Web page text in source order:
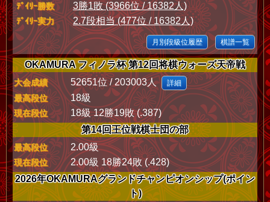
ﾃﾞｲﾘｰ勝数 3勝1敗 (3966位 / 16382人)
ﾃﾞｲﾘｰ実力 2.7段相当 (477位 / 16382人)
月別段級位履歴 棋譜一覧
OKAMURA フィノラ杯 第12回将棋ウォーズ天帝戦
大会成績 52651位 / 203003人 詳細
最高段位 18級
現在段位
18級 12勝19敗 (.387)
第14回王位戦棋士団の部
最高段位 2.00級
現在段位
2.00級 18勝24敗 (.428)
2026年OKAMURAグランドチャンピオンシップ(ポイン
ト)